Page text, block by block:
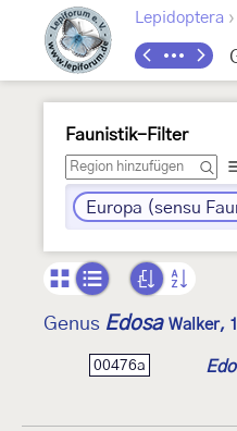
Lepidoptera ›
Faunistik-Filter
Europa (sensu
Genus Edosa Walker,
00476a